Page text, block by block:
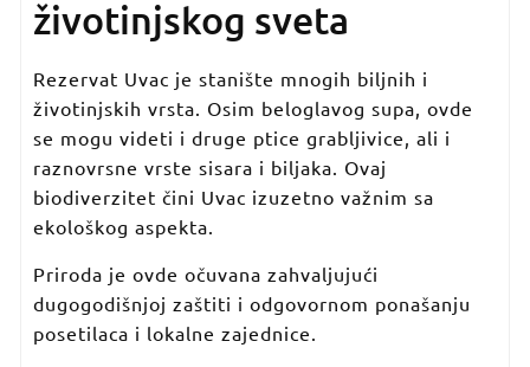
životinjskog sveta
Rezervat Uvac je stanište mnogih biljnih i
životinjskih vrsta. Osim beloglavog supa, ovde
se mogu videti i druge ptice grabljivice, ali i
raznovrsne vrste sisara i biljaka. Ovaj
biodiverzitet čini Uvac izuzetno važnim sa
ekološkog aspekta.
Priroda je ovde očuvana zahvaljujući
dugogodišnjoj zaštiti i odgovornom ponašanju
posetilaca i lokalne zajednice.